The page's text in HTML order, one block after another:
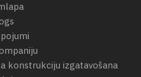
konstrukciju izgatavošana